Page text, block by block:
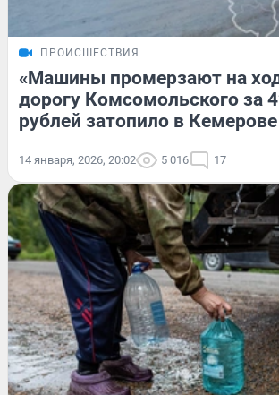
ПРОИСШЕСТВИЯ
«Машины промерзают на
дорогу Комсомольского за
рублей затопило в
14 января, 2026, 20:02 5 016 17